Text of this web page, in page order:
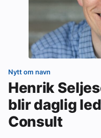
Nytt om navn
Henrik
blir daglig
Consult